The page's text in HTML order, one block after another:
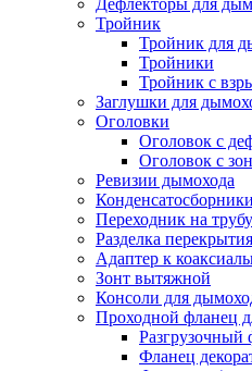
Дефлекторы для
Тройник
Тройник для
Тройники
Тройник с
Заглушки для
Оголовки
Оголовок с
Оголовок с
Ревизии дымохода
Конденсатосборники
Переходник на
Разделка перекрытия
Адаптер к
Зонт вытяжной
Консоли для
Проходной фланец
Разгрузочный
Фланец